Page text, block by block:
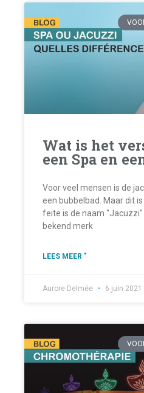
Wat is het
een Spa en
Voor veel mensen is de
een bubbelbad. Maar dit
feite is de naam
bekend merk
LEES MEER "
Aurore Delmée 6 juin 2021